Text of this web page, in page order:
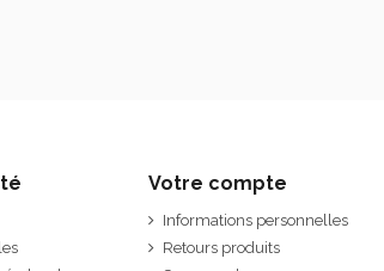
Votre compte
Informations personnelles
Retours produits